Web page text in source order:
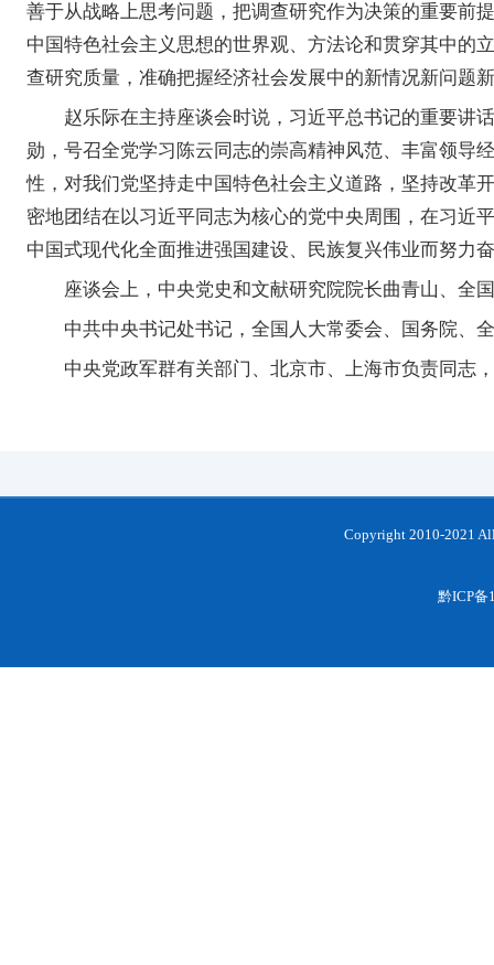
善于从战略上思考问题，把调查研究作为决策的重要前
中国特色社会主义思想的世界观、方法论和贯穿其中的
查研究质量，准确把握经济社会发展中的新情况新问题
赵乐际在主持座谈会时说，习近平总书记的重要讲
勋，号召全党学习陈云同志的崇高精神风范、丰富领导
性，对我们党坚持走中国特色社会主义道路，坚持改革
密地团结在以习近平同志为核心的党中央周围，在习近
中国式现代化全面推进强国建设、民族复兴伟业而努力
座谈会上，中央党史和文献研究院院长曲青山、全
中共中央书记处书记，全国人大常委会、国务院、
中央党政军群有关部门、北京市、上海市负责同志
Copyright 2010-2021
黔ICP备